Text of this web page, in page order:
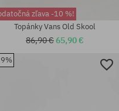
zľava -10 %!
Topánky Vans Old Skool
86,90 €65,90 €